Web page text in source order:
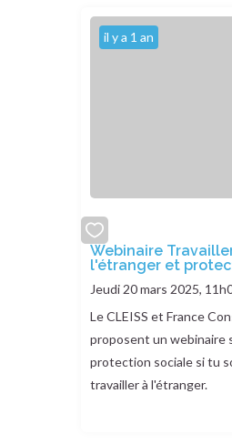
il y a 1 an
add
or
remove
Webinaire
l'étranger et
Jeudi 20 mars 2025,
Le CLEISS et France
proposent un webinaire
protection sociale si tu
travailler à l'étranger.